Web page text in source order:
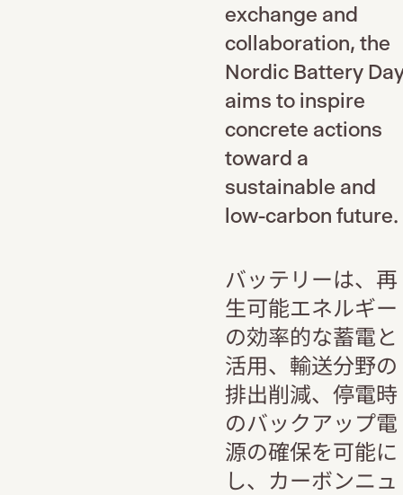
exchange and
collaboration, the
Nordic Battery
aims to inspire
concrete actions
toward a
sustainable and
low-carbon future.
バッテリーは、再
生可能エネルギー
の効率的な蓄電と
活用、輸送分野の
排出削減、停電時
のバックアップ電
源の確保を可能に
し、カーボンニュ